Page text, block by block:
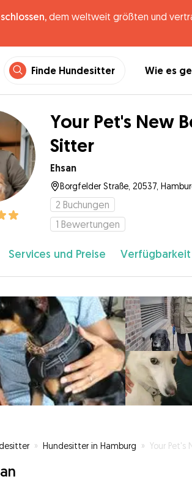
dem weltweit größten und
Finde Hundesitter Wie es
Your Pet's New
Sitter
Ehsan
Borgfelder Straße, 20537,
2 Buchungen
1 Bewertungen
Services und Preise Verfügbarkeit
» Hundesitter in Hamburg » Your Pet's